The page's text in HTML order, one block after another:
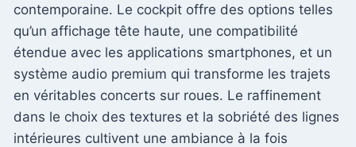
contemporaine. Le cockpit offre des options telles
qu’un affichage tête haute, une compatibilité
étendue avec les applications smartphones, et un
système audio premium qui transforme les trajets
en véritables concerts sur roues. Le raffinement
dans le choix des textures et la sobriété des lignes
intérieures cultivent une ambiance à la fois